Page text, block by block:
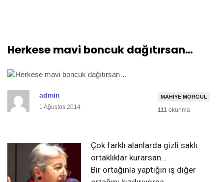
Herkese mavi boncuk dağıtırsan…
admin
1 Ağustos 2014
MAHIYE MORGÜL
111 okunma
Çok farklı alanlarda gizli saklı
ortaklıklar kurarsan…
Bir ortağınla yaptığın iş diğer